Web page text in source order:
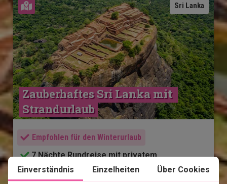
Sri Lanka
Karte ansehen
Zauberhaftes Sri Lanka mit
Strandurlaub
Empfohlen für den Winterurlaub
7 Nächte Rundreise mit privatem
Chauffeur/Guide
4 Nächte entspannter Badeurlaub
Einverständnis Einzelheiten Über Cookies